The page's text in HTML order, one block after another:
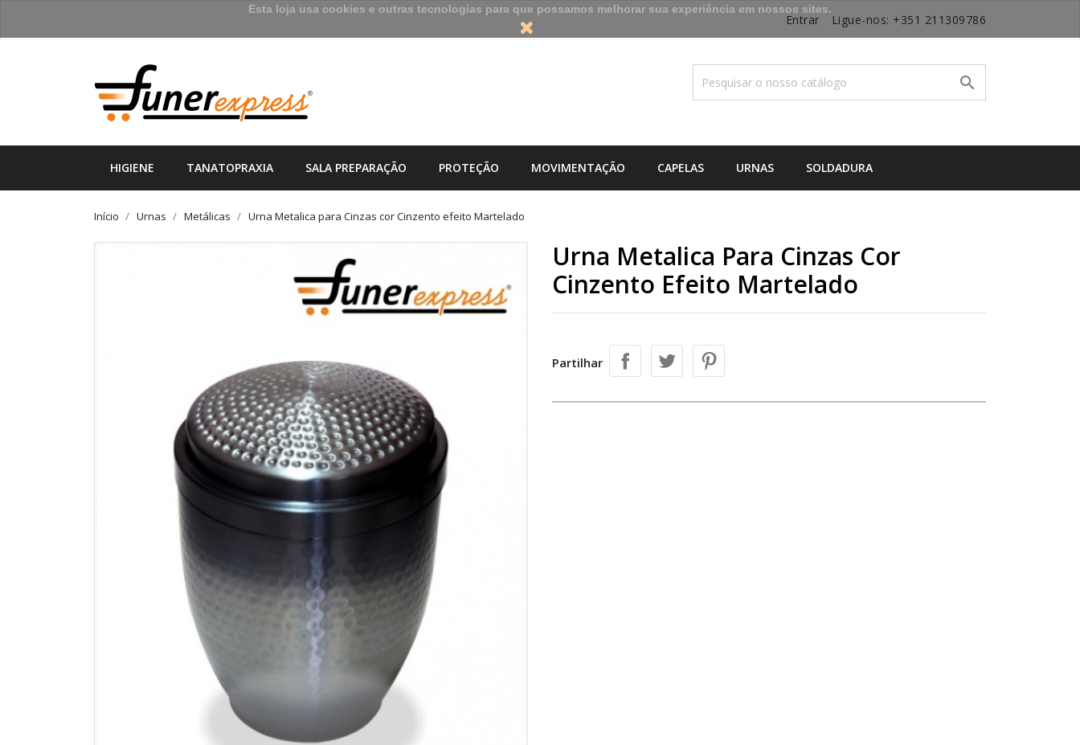
Entrar Ligue-nos: +351 211309786

HIGIENE TANATOPRAXIA SALA PREPARAÇÃO PROTEÇÃO MOVIMENTAÇÃO CAPELAS URNAS SOLDADURA
Início Urnas Metálicas Urna Metalica para Cinzas cor Cinzento efeito Martelado
Urna Metalica Para Cinzas Cor
Cinzento Efeito Martelado
Partilhar
Esta loja usa cookies e outras tecnologias para que possamos melhorar sua experiência em nossos sites.